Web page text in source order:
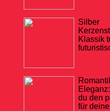
Silber
Klassik
du den
für